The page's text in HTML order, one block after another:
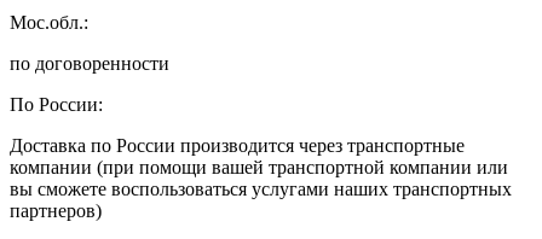
Мос.обл.:
по договоренности
По России:
Доставка по России производится через транспортные
компании (при помощи вашей транспортной компании или
вы сможете воспользоваться услугами наших транспортных
партнеров)